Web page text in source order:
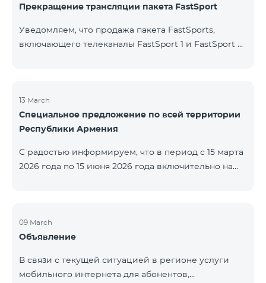
Прекращение трансляции пакета FastSport
Уведомляем, что продажа пакета FastSports,
включающего телеканалы FastSport 1 и FastSport 2,
решением вещателя. По вопросам или для
получения дополнительной информации просим
обращаться в компанию «Фаст Медиа».
13 March
Специальное предложение по всей территории
Республики Армения
С радостью информируем, что в период с 15 марта
2026 года по 15 июня 2026 года включительно на
Региональный будут доступны со скидкой 25% при
подключении на 12 месяцев с автоматическим
пакет COMBO 4 9900 также предоставляется со
скидкой 25% сроком на 12 месяцев. Кроме того, для
09 March
Объявление
В связи с текущей ситуацией в регионе услуги
мобильного интернета для абонентов,